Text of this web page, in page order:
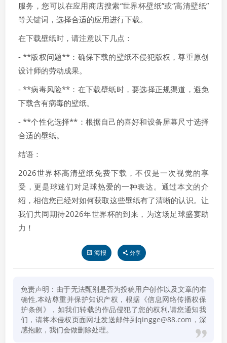
服务，您可以在应用商店搜索“世界杯壁纸”或“高清壁纸”
等关键词，选择合适的应用进行下载。
在下载壁纸时，请注意以下几点：
- **版权问题**：确保下载的壁纸不侵犯版权，尊重原创
设计师的劳动成果。
- **病毒风险**：在下载壁纸时，要选择正规渠道，避免
下载含有病毒的壁纸。
- **个性化选择**：根据自己的喜好和设备屏幕尺寸选择
合适的壁纸。
结语：
2026世界杯高清壁纸免费下载，不仅是一次视觉的享
受，更是球迷们对足球热爱的一种表达。通过本文的介
绍，相信您已经对如何获取这些壁纸有了清晰的认识。让
我们共同期待2026年世界杯的到来，为这场足球盛宴助
力！
海报 分享
免责声明：由于无法甄别是否为投稿用户创作以及文章的准
确性,本站尊重并保护知识产权，根据《信息网络传播权保
护条例》，如我们转载的作品侵犯了您的权利,请您通知我
们，请将本侵权页面网址发送邮件到qingge@88.com，深
感抱歉，我们会做删除处理。